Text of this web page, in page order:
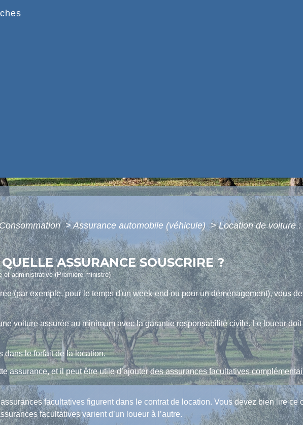
> Assurance automobile (véhicule)> Location de voiture
ASSURANCE SOUSCRIRE ?
et administrative (Première ministre)
(par exemple, pour le temps d'un week-end ou pour un déménagement), vous
voiture assurée au minimum avec lagarantie responsabilité civile. Le loueur
dans le forfait de la location.
assurance, et il peut être utile d’ajouterdes assurances facultatives
facultatives figurent dans le contrat de location. Vous devez bien lire ce
facultatives varient d’un loueur à l’autre.